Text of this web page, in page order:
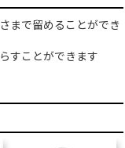
まで留めることができ
すことができます